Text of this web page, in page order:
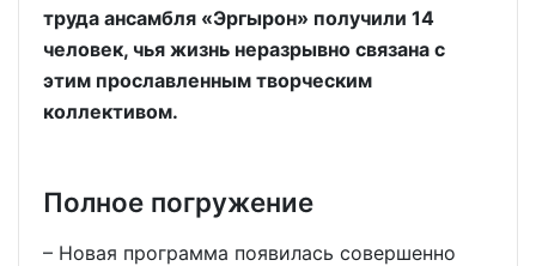
труда ансамбля «Эргырон» получили 14
человек, чья жизнь неразрывно связана с
этим прославленным творческим
коллективом.
Полное погружение
– Новая программа появилась совершенно